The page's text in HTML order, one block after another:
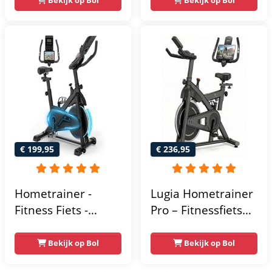
- Hartslagsensoren
- Tablethouder
voor Bluetooth
Kinomap & Zwift -
Fiets Lage Instap,
Ergonomisch & Stil
- Hometrainers
Fitness voor Thuis
€ 199,95
Hometrainer -
Fitness Fiets -
Vliegwiel -
Hartslagmeter -
Bekijk op Bol
€ 236,95
Lugia Hometrainer
Pro – Fitnessfiets
Gebruikers –
Premium Vering &
Bekijk op Bol